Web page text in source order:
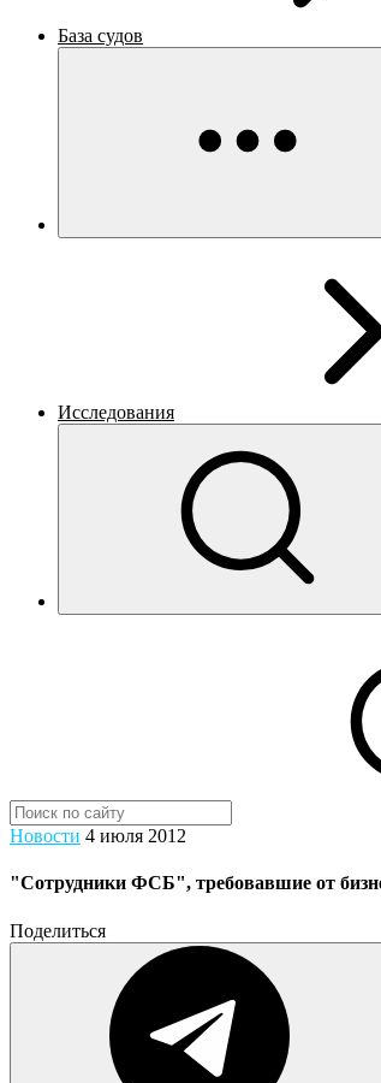
База судов
Исследования
Новости 4 июля 2012
"Сотрудники ФСБ", требовавшие от
Поделиться